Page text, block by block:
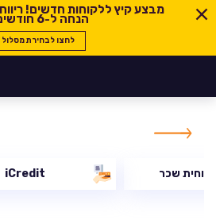
מבצע קיץ ללקוחות חדשים!
הנחה ל-6 חודשים
לחצו לבחירת מסלול
ריווחית שכר iCredit